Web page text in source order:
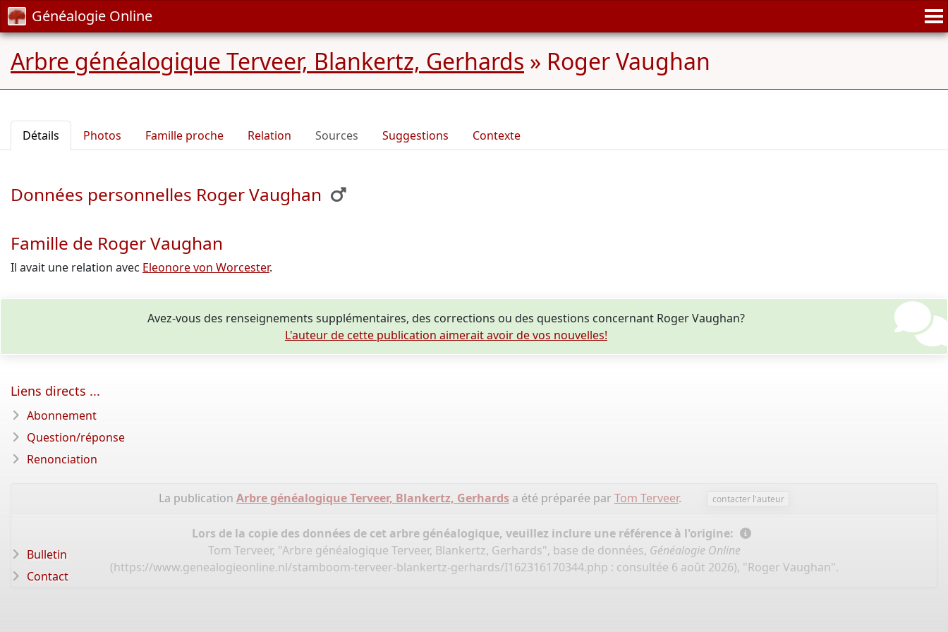
Généalogie Online
Arbre généalogique Terveer, Blankertz, Gerhards » Roger Vaughan
Détails Photos Famille proche Relation Sources Suggestions Contexte
Données personnelles Roger Vaughan
Famille de Roger Vaughan
Il avait une relation avec Eleonore von Worcester.
Avez-vous des renseignements supplémentaires, des corrections ou des questions concernant Roger Vaughan?
L'auteur de cette publication aimerait avoir de vos nouvelles!
La publication Arbre généalogique Terveer, Blankertz, Gerhardsa été préparée par Tom Terveer. contacter l'auteur
Lors de la copie des données de cet arbre généalogique, veuillez inclure une référence à l'origine:
Tom Terveer, "Arbre généalogique Terveer, Blankertz, Gerhards", base de données, Généalogie Online
(https://www.genealogieonline.nl/stamboom-terveer-blankertz-gerhards/I162316170344.php : consultée 6 août 2026), "Roger Vaughan".
Liens directs ...
Abonnement
Question/réponse
Renonciation
Bulletin
Contact